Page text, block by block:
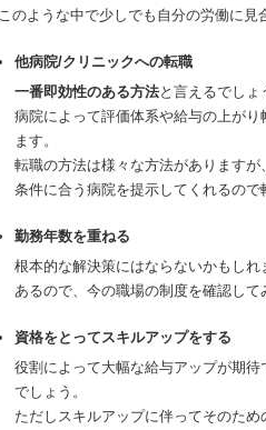
このような中で少しでも自分の労働に見
他病院/クリニックへの転職
一番即効性のある方法と言えるでしょ
病院によって評価体系や給与の上が
ます。
転職の方法は様々な方法がありますが、
条件に合う病院を提示してくれるので
勤務年数を重ねる
根本的な解決策にはならないかもし
あるので、今の職場の制度を確認して
資格をとってスキルアップをする
役割によって大幅な給与アップが期待
でしょう。
ただしスキルアップに伴ってそのため